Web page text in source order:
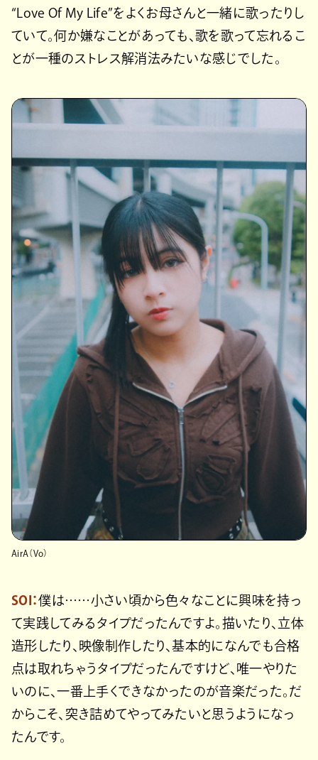
“Love Of My Life”をよくお母さんと一緒に歌ったりし
ていて。何か嫌なことがあっても、歌を歌って忘れるこ
とが一種のストレス解消法みたいな感じでした。
AirA（Vo）
SOI：僕は……小さい頃から色々なことに興味を持っ
て実践してみるタイプだったんですよ。描いたり、立体
造形したり、映像制作したり、基本的になんでも合格
点は取れちゃうタイプだったんですけど、唯一やりた
いのに、一番上手くできなかったのが音楽だった。だ
からこそ、突き詰めてやってみたいと思うようになっ
たんです。